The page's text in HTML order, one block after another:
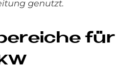
genutzt.
für